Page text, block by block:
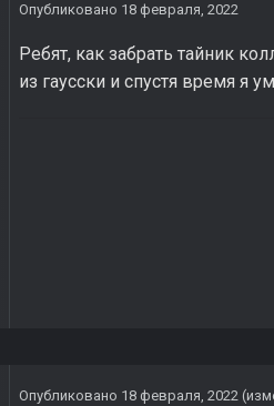
Опубликовано 18 февраля, 2022
Ребят, как забрать тайник
из гаусски и спустя время я
Опубликовано 18 февраля, 2022